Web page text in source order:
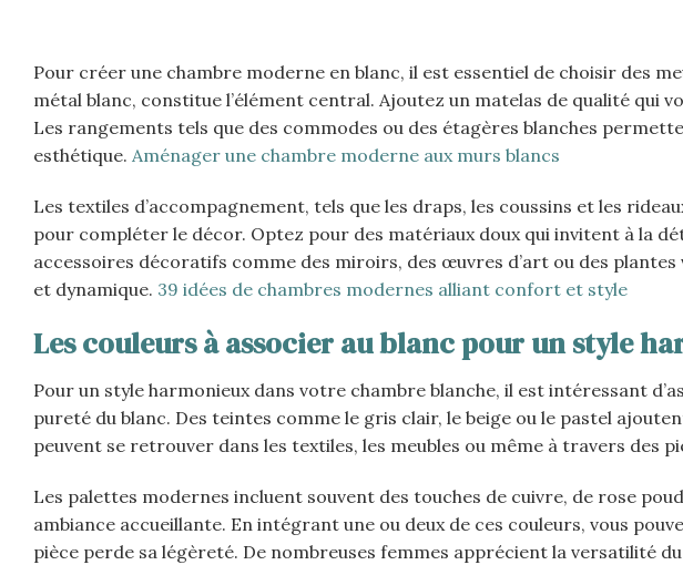
Pour créer une chambre moderne en blanc, il est essentiel de choisir des
métal blanc, constitue l’élément central. Ajoutez un matelas de qualité qui
Les rangements tels que des commodes ou des étagères blanches
esthétique. Aménager une chambre moderne aux murs blancs
Les textiles d’accompagnement, tels que les draps, les coussins et les
pour compléter le décor. Optez pour des matériaux doux qui invitent à la
accessoires décoratifs comme des miroirs, des œuvres d’art ou des
et dynamique. 39 idées de chambres modernes alliant confort et style
Les couleurs à associer au blanc pour un style
Pour un style harmonieux dans votre chambre blanche, il est intéressant
pureté du blanc. Des teintes comme le gris clair, le beige ou le pastel
peuvent se retrouver dans les textiles, les meubles ou même à travers des
Les palettes modernes incluent souvent des touches de cuivre, de rose
ambiance accueillante. En intégrant une ou deux de ces couleurs, vous
pièce perde sa légèreté. De nombreuses femmes apprécient la versatilité